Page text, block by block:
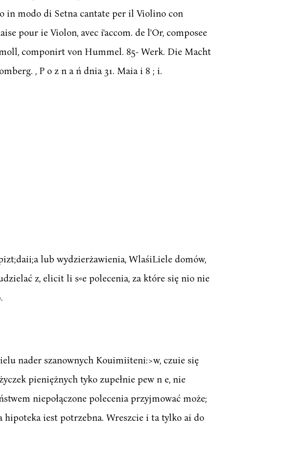
in modo di Setna cantate per il Violino con
pour ie Violon, avec i'accom. de l'Or, composee
componirt von Hummel. 85- Werk. Die Macht
, P o z n a ń dnia 31. Maia i 8 ; i.
lub wydzierżawienia, WlaśiLiele domów,
z, elicit li s«e polecenia, za które się nio nie
nader szanownych Kouimiiteni:>w, czuie się
pieniężnych tyko zupełnie pew n e, nie
niepołączone polecenia przyjmować może;
iest potrzebna. Wreszcie i ta tylko ai do